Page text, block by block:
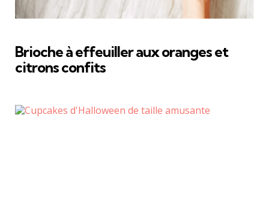
Brioche à effeuiller aux oranges et
citrons confits